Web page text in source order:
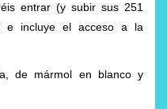
entrar (y subir sus 251
e incluye el acceso a la
de mármol en blanco y